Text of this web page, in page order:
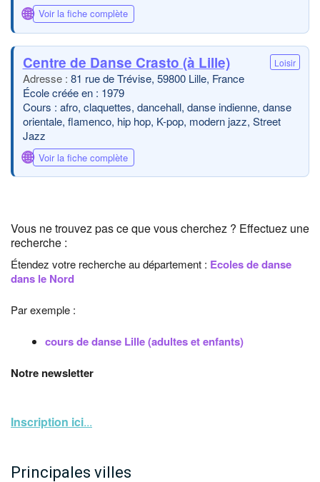
🌐 Voir la fiche complète
Centre de Danse Crasto (à Lille) Loisir
81 rue de Trévise, 59800 Lille, France
École créée en : 1979
Cours : afro, claquettes, dancehall, danse indienne, danse
orientale, flamenco, hip hop, K-pop, modern jazz, Street
Jazz
🌐 Voir la fiche complète
Vous ne trouvez pas ce que vous cherchez ? Effectuez une
recherche :
Étendez votre recherche au département : Ecoles de danse
dans le Nord
Par exemple :
cours de danse Lille (adultes et enfants)
Notre newsletter
Inscription ici...
Principales villes